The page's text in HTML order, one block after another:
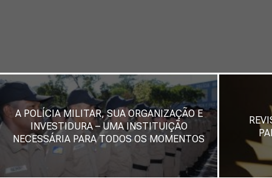
A POLÍCIA MILITAR, SUA ORGANIZAÇÃO E
INVESTIDURA – UMA INSTITUIÇÃO
NECESSÁRIA PARA TODOS OS MOMENTOS